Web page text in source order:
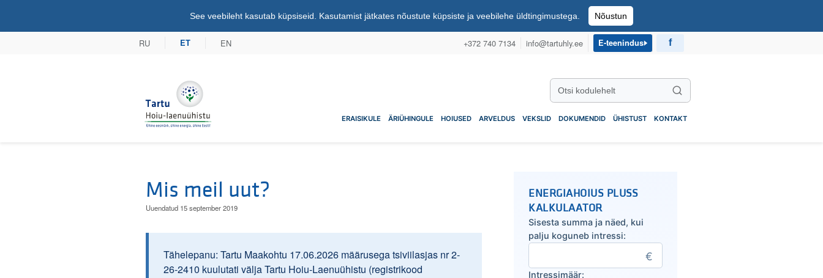
See veebileht kasutab küpsiseid. Kasutamist jätkates nõustute küpsiste ja veebilehe üldtingimustega. Nõustun
RU ET EN +372 740 7134 info@tartuhly.ee E-teenindus
Tartu Hoiu-laenuühistu
Otsi kodulehelt
Otsi
ERAISIKULE ÄRIÜHINGULE HOIUSED ARVELDUS VEKSLID DOKUMENDID ÜHISTUST KONTAKT
Mis meil uut?
Uuendatud 15 september 2019
Tähelepanu: Tartu Maakohtu 17.06.2026 määrusega tsiviilasjas nr 2-
26-2410 kuulutati välja Tartu Hoiu-Laenuühistu (registrikood
ENERGIAHOIUS PLUSS
KALKULAATOR
Sisesta summa ja näed, kui
palju koguneb intressi:
Intressimäär: